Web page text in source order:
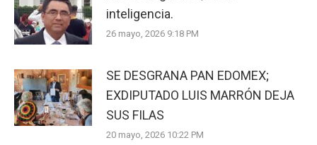
inteligencia.
26 mayo, 2026 9:18 PM
SE DESGRANA PAN EDOMEX;
EXDIPUTADO LUIS MARRÓN DEJA
SUS FILAS
20 mayo, 2026 10:22 PM